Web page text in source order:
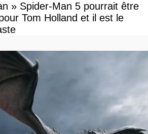
» Spider-Man 5 pourrait être
Tom Holland et il est le